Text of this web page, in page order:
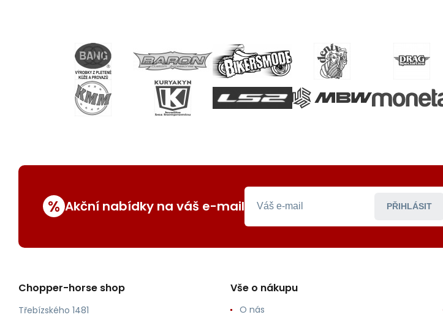
% Akční nabídky na váš e-mail PŘIHLÁSIT
Chopper-horse shop
Třebízského 1481
Vše o nákupu
O nás